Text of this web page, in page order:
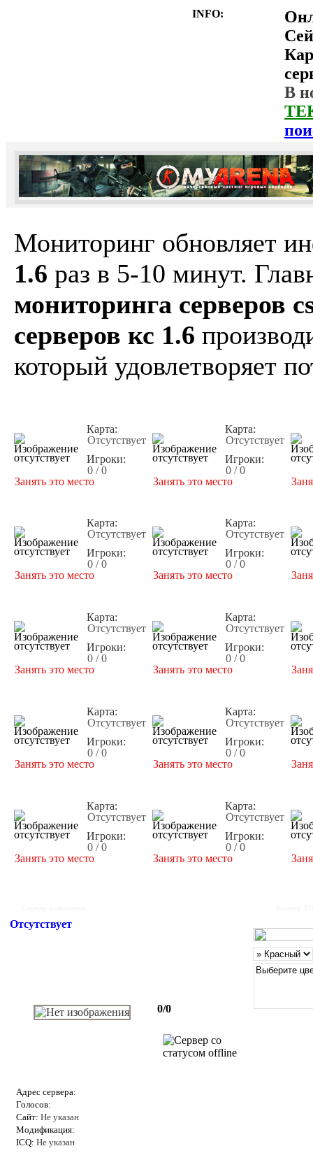
INFO:
В
Мониторинг обновляет
1.6 раз в 5-10 минут.
мониторинга серверов
серверов кс 1.6
который удовлетворяет
Карта:
Отсутствует
Игроки:
0 / 0
Занять это место
Карта:
Отсутствует
Игроки:
0 / 0
Занять это место
Карта:
Отсутствует
Игроки:
0 / 0
Занять это место
Карта:
Отсутствует
Игроки:
0 / 0
Занять это место
Карта:
Отсутствует
Игроки:
0 / 0
Занять это место
Карта:
Отсутствует
Игроки:
0 / 0
Занять это место
Карта:
Отсутствует
Игроки:
0 / 0
Занять это место
Карта:
Отсутствует
Игроки:
0 / 0
Занять это место
Карта:
Отсутствует
Игроки:
0 / 0
Занять это место
Карта:
Отсутствует
Игроки:
0 / 0
Занять это место
Отсутствует
0/0
Адрес сервера:
Голосов:
Сайт: Не указан
Модификация:
ICQ: Не указан